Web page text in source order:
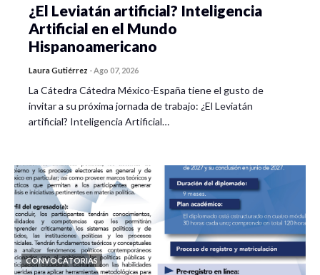
¿El Leviatán artificial? Inteligencia
Artificial en el Mundo
Hispanoamericano
Laura Gutiérrez -Ago 07, 2026
La Cátedra Cátedra México-España tiene el gusto de
invitar a su próxima jornada de trabajo: ¿El Leviatán
artificial? Inteligencia Artificial…
CONVOCATORIAS